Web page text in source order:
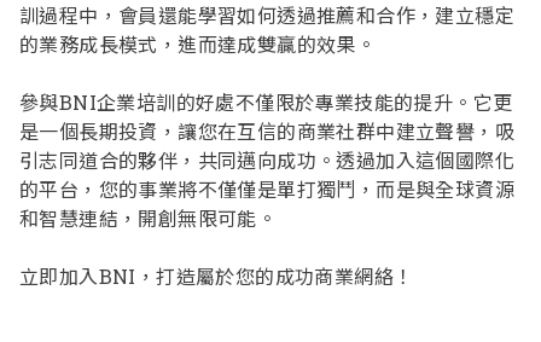
訓過程中，會員還能學習如何透過推薦和合作，建立穩定
的業務成長模式，進而達成雙贏的效果。
參與BNI企業培訓的好處不僅限於專業技能的提升。它更
是一個長期投資，讓您在互信的商業社群中建立聲譽，吸
引志同道合的夥伴，共同邁向成功。透過加入這個國際化
的平台，您的事業將不僅僅是單打獨鬥，而是與全球資源
和智慧連結，開創無限可能。
立即加入BNI，打造屬於您的成功商業網絡！